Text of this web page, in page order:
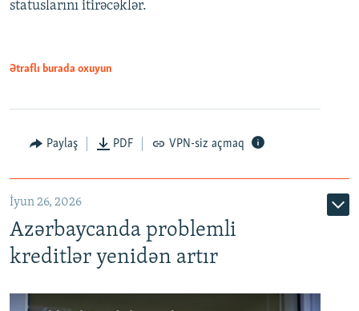
Auto 240p 360p 480p
720p 1080p
statuslarını itirəcəklər.
Ətraflı burada oxuyun
Paylaş PDF VPN-siz açmaq
İyun 26, 2026
Azərbaycanda problemli
kreditlər yenidən artır